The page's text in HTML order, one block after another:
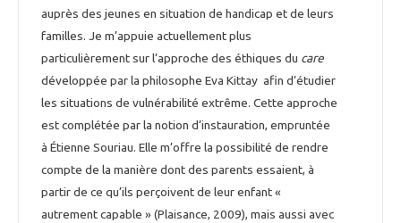
auprès des jeunes en situation de handicap et de leurs
familles. Je m’appuie actuellement plus
particulièrement sur l’approche des éthiques du care
développée par la philosophe Eva Kittay afin d’étudier
les situations de vulnérabilité extrême. Cette approche
est complétée par la notion d’instauration, empruntée
à Étienne Souriau. Elle m’offre la possibilité de rendre
compte de la manière dont des parents essaient, à
partir de ce qu’ils perçoivent de leur enfant «
autrement capable » (Plaisance, 2009), mais aussi avec